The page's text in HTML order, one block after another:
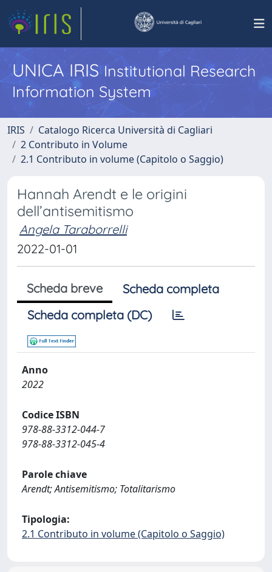
UNICA IRISInstitutional Research
Information System
IRIS
Catalogo Ricerca Università di Cagliari
2 Contributo in Volume
2.1 Contributo in volume (Capitolo o Saggio)
Hannah Arendt e le origini
dell’antisemitismo
Angela Taraborrelli
2022-01-01
Scheda breve
Scheda completa
Scheda completa (DC)
Anno
2022
Codice ISBN
978-88-3312-044-7
978-88-3312-045-4
Parole chiave
Arendt; Antisemitismo; Totalitarismo
Tipologia:
2.1 Contributo in volume (Capitolo o Saggio)